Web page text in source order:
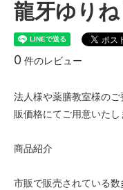
龍牙ゆり
0 件のレビュー
法人様や薬膳教室様の
販価格にてご用意いたし
商品紹介
市販で販売されている